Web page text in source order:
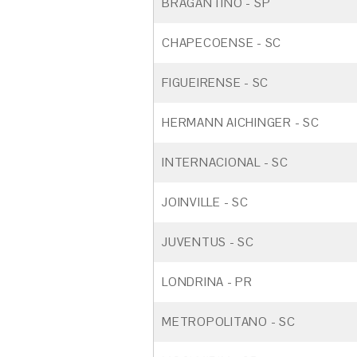
CHAPECOENSE - SC
FIGUEIRENSE - SC
HERMANN AICHINGER - SC
INTERNACIONAL - SC
JOINVILLE - SC
JUVENTUS - SC
LONDRINA - PR
METROPOLITANO - SC